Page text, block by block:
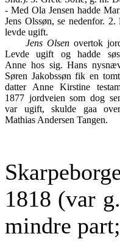
- Med Ola Jensen hadde
Jens Olssøn, se nedenfor. 2.
levde ugift.
Jens Olsen overtok
Levde ugift og hadde
Anne hos sig. Hans
Søren Jakobssøn fik en
datter Anne Kirstine
1877 jordveien som dog
var ugift, skulde gaa
Mathias Andersen Tangen.
1818 (var
mindre